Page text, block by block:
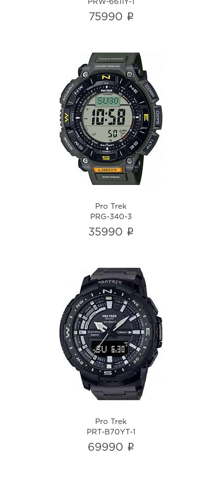
PRW-6611Y-1
75990 i
Pro Trek
PRG-340-3
i
Pro Trek
PRG-340-3
35990 i
Pro Trek
PRT-B70YT-1
i
Pro Trek
PRT-B70YT-1
69990 i